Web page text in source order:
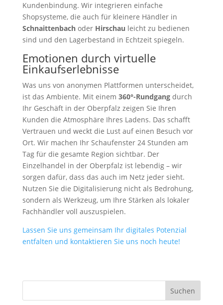
Kundenbindung. Wir integrieren einfache
Shopsysteme, die auch für kleinere Händler in
Schnaittenbachoder Hirschau leicht zu bedienen
sind und den Lagerbestand in Echtzeit spiegeln.
Emotionen durch virtuelle
Einkaufserlebnisse
Was uns von anonymen Plattformen unterscheidet,
ist das Ambiente. Mit einem 360°-Rundgangdurch
Ihr Geschäft in der Oberpfalz zeigen Sie Ihren
Kunden die Atmosphäre Ihres Ladens. Das schafft
Vertrauen und weckt die Lust auf einen Besuch vor
Ort. Wir machen Ihr Schaufenster 24 Stunden am
Tag für die gesamte Region sichtbar. Der
Einzelhandel in der Oberpfalz ist lebendig – wir
sorgen dafür, dass das auch im Netz jeder sieht.
Nutzen Sie die Digitalisierung nicht als Bedrohung,
sondern als Werkzeug, um Ihre Stärken als lokaler
Fachhändler voll auszuspielen.
Lassen Sie uns gemeinsam Ihr digitales Potenzial
entfalten und kontaktieren Sie uns noch heute!